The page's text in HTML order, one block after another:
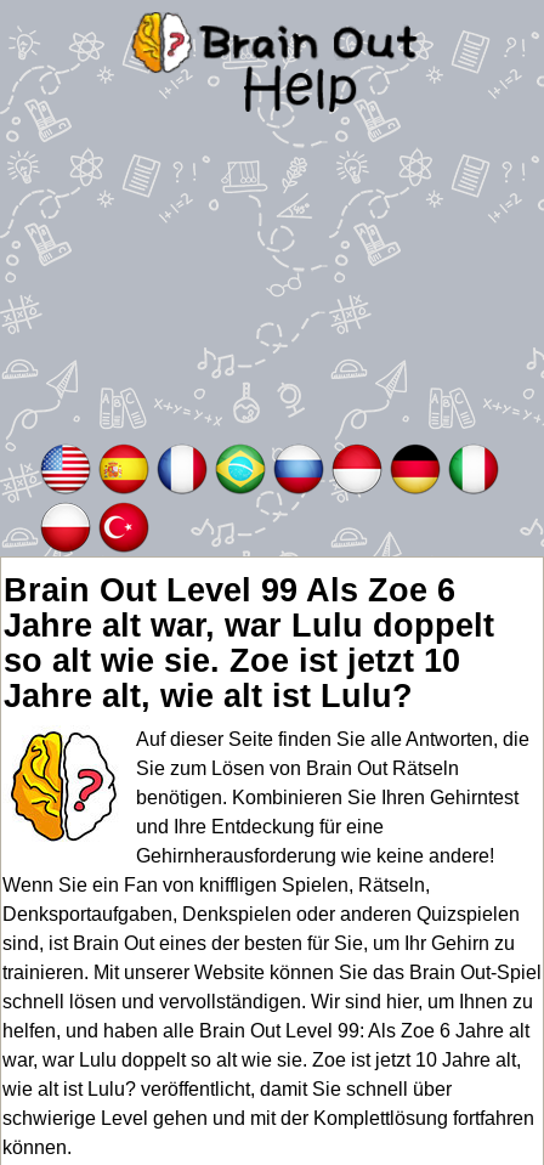
Brain Out Level 99 Als Zoe 6
Jahre alt war, war Lulu doppelt
so alt wie sie. Zoe ist jetzt 10
Jahre alt, wie alt ist Lulu?
Auf dieser Seite finden Sie alle Antworten, die
Sie zum Lösen von Brain Out Rätseln
benötigen. Kombinieren Sie Ihren Gehirntest
und Ihre Entdeckung für eine
Gehirnherausforderung wie keine andere!
Wenn Sie ein Fan von kniffligen Spielen, Rätseln,
Denksportaufgaben, Denkspielen oder anderen Quizspielen
sind, ist Brain Out eines der besten für Sie, um Ihr Gehirn zu
trainieren. Mit unserer Website können Sie das Brain Out-Spiel
schnell lösen und vervollständigen. Wir sind hier, um Ihnen zu
helfen, und haben alle Brain Out Level 99: Als Zoe 6 Jahre alt
war, war Lulu doppelt so alt wie sie. Zoe ist jetzt 10 Jahre alt,
wie alt ist Lulu? veröffentlicht, damit Sie schnell über
schwierige Level gehen und mit der Komplettlösung fortfahren
können.